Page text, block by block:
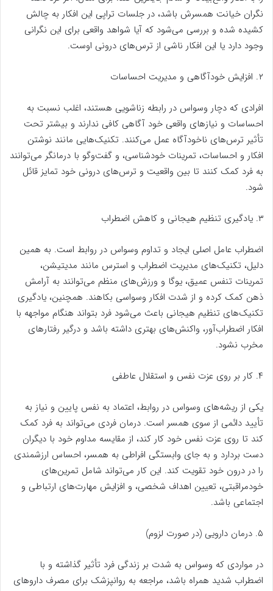
نگران خیانت همسرش باشد، در جلسات تراپی این افکار به چالش
کشیده شده و بررسی می‌شود که آیا شواهد واقعی برای این نگرانی
وجود دارد یا این افکار ناشی از ترس‌های درونی اوست.
۲. افزایش خودآگاهی و مدیریت احساسات
افرادی که دچار وسواس در رابطه زناشویی هستند، اغلب نسبت به
احساسات و نیازهای واقعی خود آگاهی کافی ندارند و بیشتر تحت
تأثیر ترس‌های ناخودآگاه عمل می‌کنند. تکنیک‌هایی مانند نوشتن
افکار و احساسات، تمرینات خودشناسی، و گفت‌وگو با درمانگر می‌توانند
به فرد کمک کنند تا بین واقعیت و ترس‌های درونی خود تمایز قائل
شود.
۳. یادگیری تنظیم هیجانی و کاهش اضطراب
اضطراب عامل اصلی ایجاد و تداوم وسواس در روابط است. به همین
دلیل، تکنیک‌های مدیریت اضطراب و استرس مانند مدیتیشن،
تمرینات تنفس عمیق، یوگا و ورزش‌های منظم می‌توانند به آرامش
ذهن کمک کرده و از شدت افکار وسواسی بکاهند. همچنین، یادگیری
تکنیک‌های تنظیم هیجانی باعث می‌شود فرد بتواند هنگام مواجهه با
افکار اضطراب‌آور، واکنش‌های بهتری داشته باشد و درگیر رفتارهای
مخرب نشود.
۴. کار بر روی عزت نفس و استقلال عاطفی
یکی از ریشه‌های وسواس در روابط، اعتماد به نفس پایین و نیاز به
تأیید دائمی از سوی همسر است. درمان فردی می‌تواند به فرد کمک
کند تا روی عزت نفس خود کار کند، از مقایسه مداوم خود با دیگران
دست بردارد و به جای وابستگی افراطی به همسر، احساس ارزشمندی
را در درون خود تقویت کند. این کار می‌تواند شامل تمرین‌های
خودمراقبتی، تعیین اهداف شخصی، و افزایش مهارت‌های ارتباطی و
اجتماعی باشد.
۵. درمان دارویی (در صورت لزوم)
در مواردی که وسواس به شدت بر زندگی فرد تأثیر گذاشته و با
اضطراب شدید همراه باشد، مراجعه به روانپزشک برای مصرف داروهای